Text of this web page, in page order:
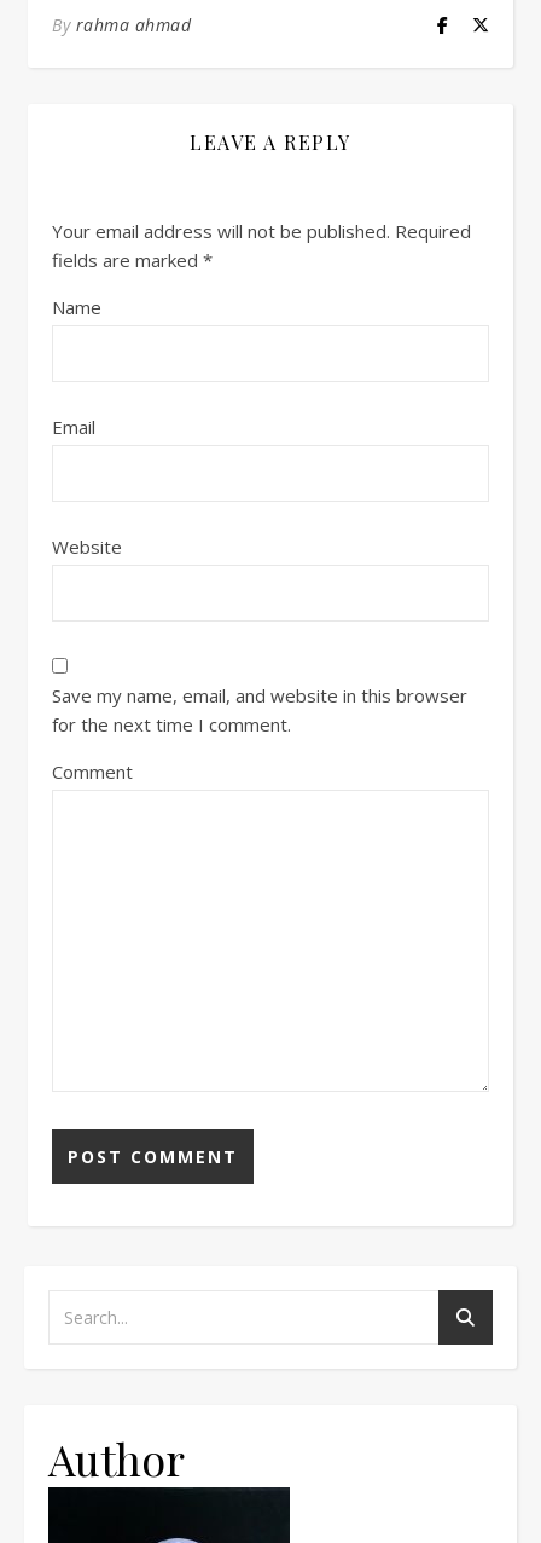
By rahma ahmad
LEAVE A REPLY
Your email address will not be published. Required
fields are marked *
Name
Email
Website
Save my name, email, and website in this browser
for the next time I comment.
Comment
Author